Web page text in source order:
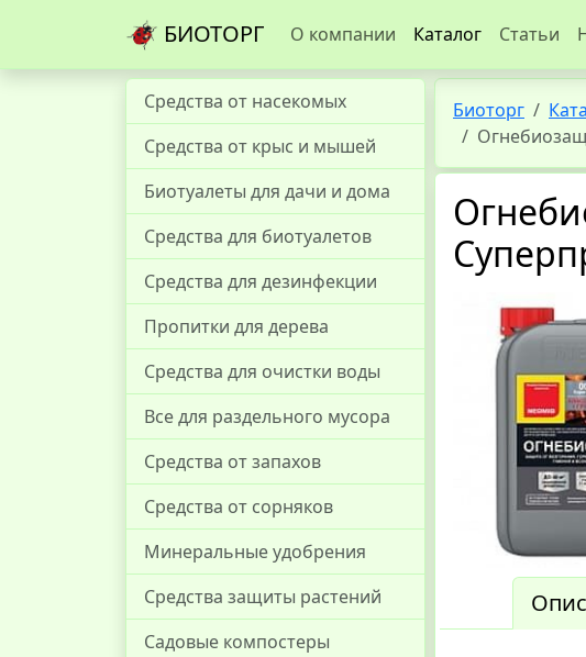
БИОТОРГ О компании Каталог Статьи
Средства от насекомых
Средства от крыс и мышей
Биотуалеты для дачи и дома
Средства для биотуалетов
Средства для дезинфекции
Пропитки для дерева
Средства для очистки воды
Все для раздельного мусора
Средства от запахов
Средства от сорняков
Минеральные удобрения
Средства защиты растений
Садовые компостеры
Биоторг